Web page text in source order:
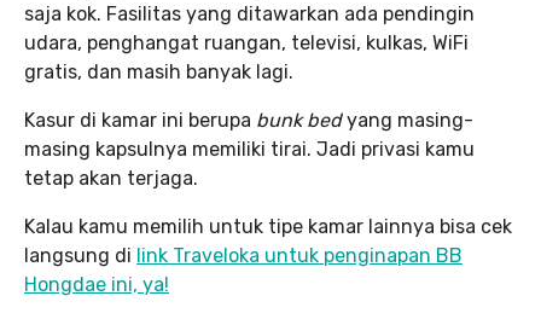
saja kok. Fasilitas yang ditawarkan ada pendingin
udara, penghangat ruangan, televisi, kulkas, WiFi
gratis, dan masih banyak lagi.
Kasur di kamar ini berupa bunk bedyang masing-
masing kapsulnya memiliki tirai. Jadi privasi kamu
tetap akan terjaga.
Kalau kamu memilih untuk tipe kamar lainnya bisa cek
langsung di link Traveloka untuk penginapan BB
Hongdae ini, ya!